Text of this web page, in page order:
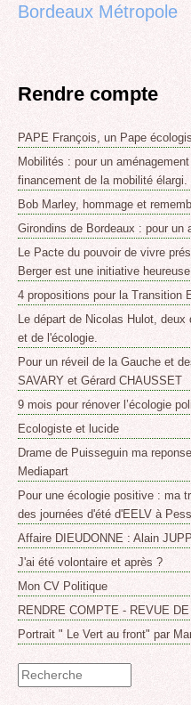
Bordeaux Métropole
Rendre compte
PAPE François, un Pape
Mobilités : pour un
financement de la mobilité élargi.
Bob Marley, hommage et
Girondins de Bordeaux : pour un
Le Pacte du pouvoir de vivre
Berger est une initiative
4 propositions pour la Transition
Le départ de Nicolas Hulot,
et de l'écologie.
Pour un réveil de la Gauche et
SAVARY et Gérard CHAUSSET
9 mois pour rénover l’écologie
Ecologiste et lucide
Drame de Puisseguin ma
Mediapart
Pour une écologie positive : ma
des journées d'été d'EELV à
Affaire DIEUDONNE : Alain
J'ai été volontaire et après ?
Mon CV Politique
RENDRE COMPTE - REVUE
Portrait " Le Vert au front" par
Formulaire